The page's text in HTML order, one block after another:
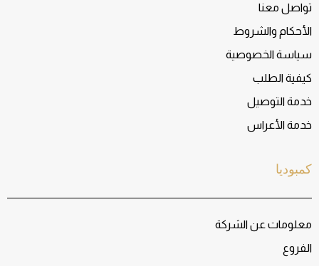
كمبوديا
معلومات عن الشركة
الفروع
تواصل معنا
الأحكام والشروط
سياسة الخصوصية
كيفية الطلب
خدمة التوصيل
خدمة الأعراس